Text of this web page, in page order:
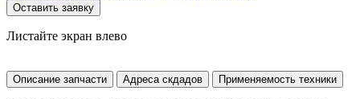
Оставить заявку
Листайте экран влево
Описание запчасти Адреса скдадов Применяемость техники